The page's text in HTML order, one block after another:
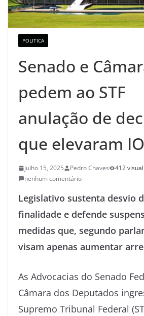
POLITICA
Senado e
pedem ao STF
anulação de
que elevaram
julho 15, 2025 Pedro Chaves
412
nenhum comentário
Legislativo sustenta desvio
finalidade e defende
medidas que, segundo
visam apenas aumentar
As Advocacias do Senado
Câmara dos Deputados
Supremo Tribunal Federal